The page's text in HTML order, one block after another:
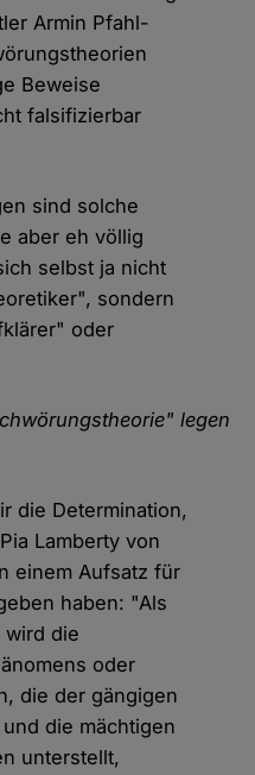
Armin Pfahl-
Beweise
falsifizierbar
sind solche
aber eh völlig
selbst ja nicht
sondern
oder
legen
die Determination,
Lamberty von
einem Aufsatz für
haben: "Als
wird die
oder
die der gängigen
die mächtigen
unterstellt,